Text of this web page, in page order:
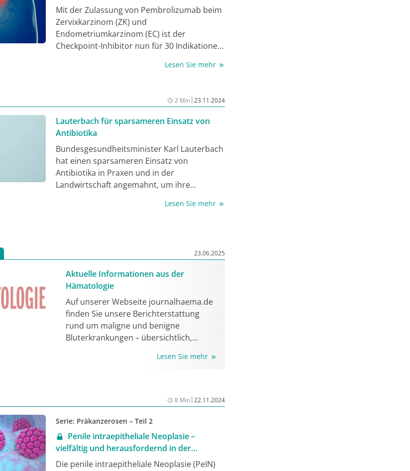
Lungenkrebs. Darüber hinaus versterben
noch einmal rund 45.000 Menschen pro Jahr,
da diese Erkrankung meistens erst im
fortgeschrittenen Tumorstadium festgestellt
Mit der Zulassung von Pembrolizumab beim
Zervixkarzinom (ZK) und
Endometriumkarzinom (EC) ist der
Checkpoint-Inhibitor nun für 30 Indikationen
Kombinationstherapien gilt es, komplexe
vergessen.
Lesen Sie mehr
2 Min|23.11.2024
Lauterbach für sparsameren Einsatz von
Antibiotika
Bundesgesundheitsminister Karl Lauterbach
hat einen sparsameren Einsatz von
Antibiotika in Praxen und in der
Landwirtschaft angemahnt, um ihre
Resistenzen gegen sehr viele Antibiotika und
Lesen Sie mehr
23.06.2025
Aktuelle Informationen aus der
Hämatologie
Auf unserer Webseite journalhaema.de
finden Sie unsere Berichterstattung
rund um maligne und benigne
Bluterkrankungen – übersichtlich,
Lesen Sie mehr
8 Min|22.11.2024
Serie: Präkanzerosen – Teil 2
Penile intraepitheliale Neoplasie –
vielfältig und herausfordernd in der
Diagnostik
Die penile intraepitheliale Neoplasie (PeIN)